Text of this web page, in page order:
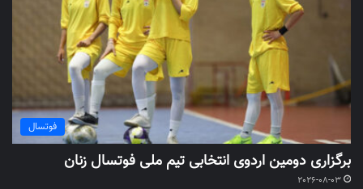
فوتسال
برگزاری دومین اردوی انتخابی تیم ملی فوتسال زنان
2026-08-03